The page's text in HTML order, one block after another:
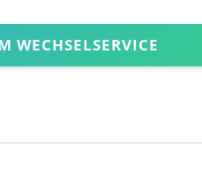
WECHSELSERVICE